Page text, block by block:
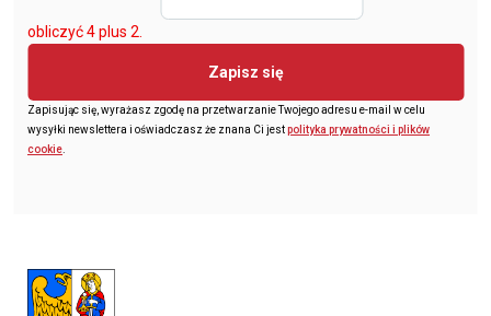
obliczyć 4 plus 2.
Zapisz się
Zapisując się, wyrażasz zgodę na przetwarzanie Twojego adresu e-mail w celu
wysyłki newslettera i oświadczasz że znana Ci jestpolityka prywatności i plików
cookie